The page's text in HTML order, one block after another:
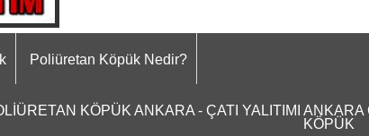
Poliüretan Köpük Nedir?
KÖPÜK ANKARA - ÇATI YALITIMI
KÖPÜK